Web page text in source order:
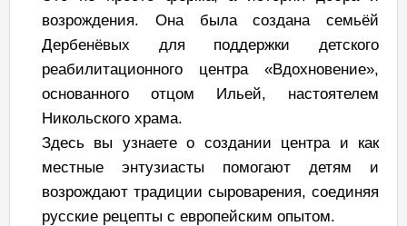
возрождения. Она была создана семьёй
Дербенёвых для поддержки детского
реабилитационного центра «Вдохновение»,
основанного отцом Ильей, настоятелем
Никольского храма.
Здесь вы узнаете о создании центра и как
местные энтузиасты помогают детям и
возрождают традиции сыроварения, соединяя
русские рецепты с европейским опытом.